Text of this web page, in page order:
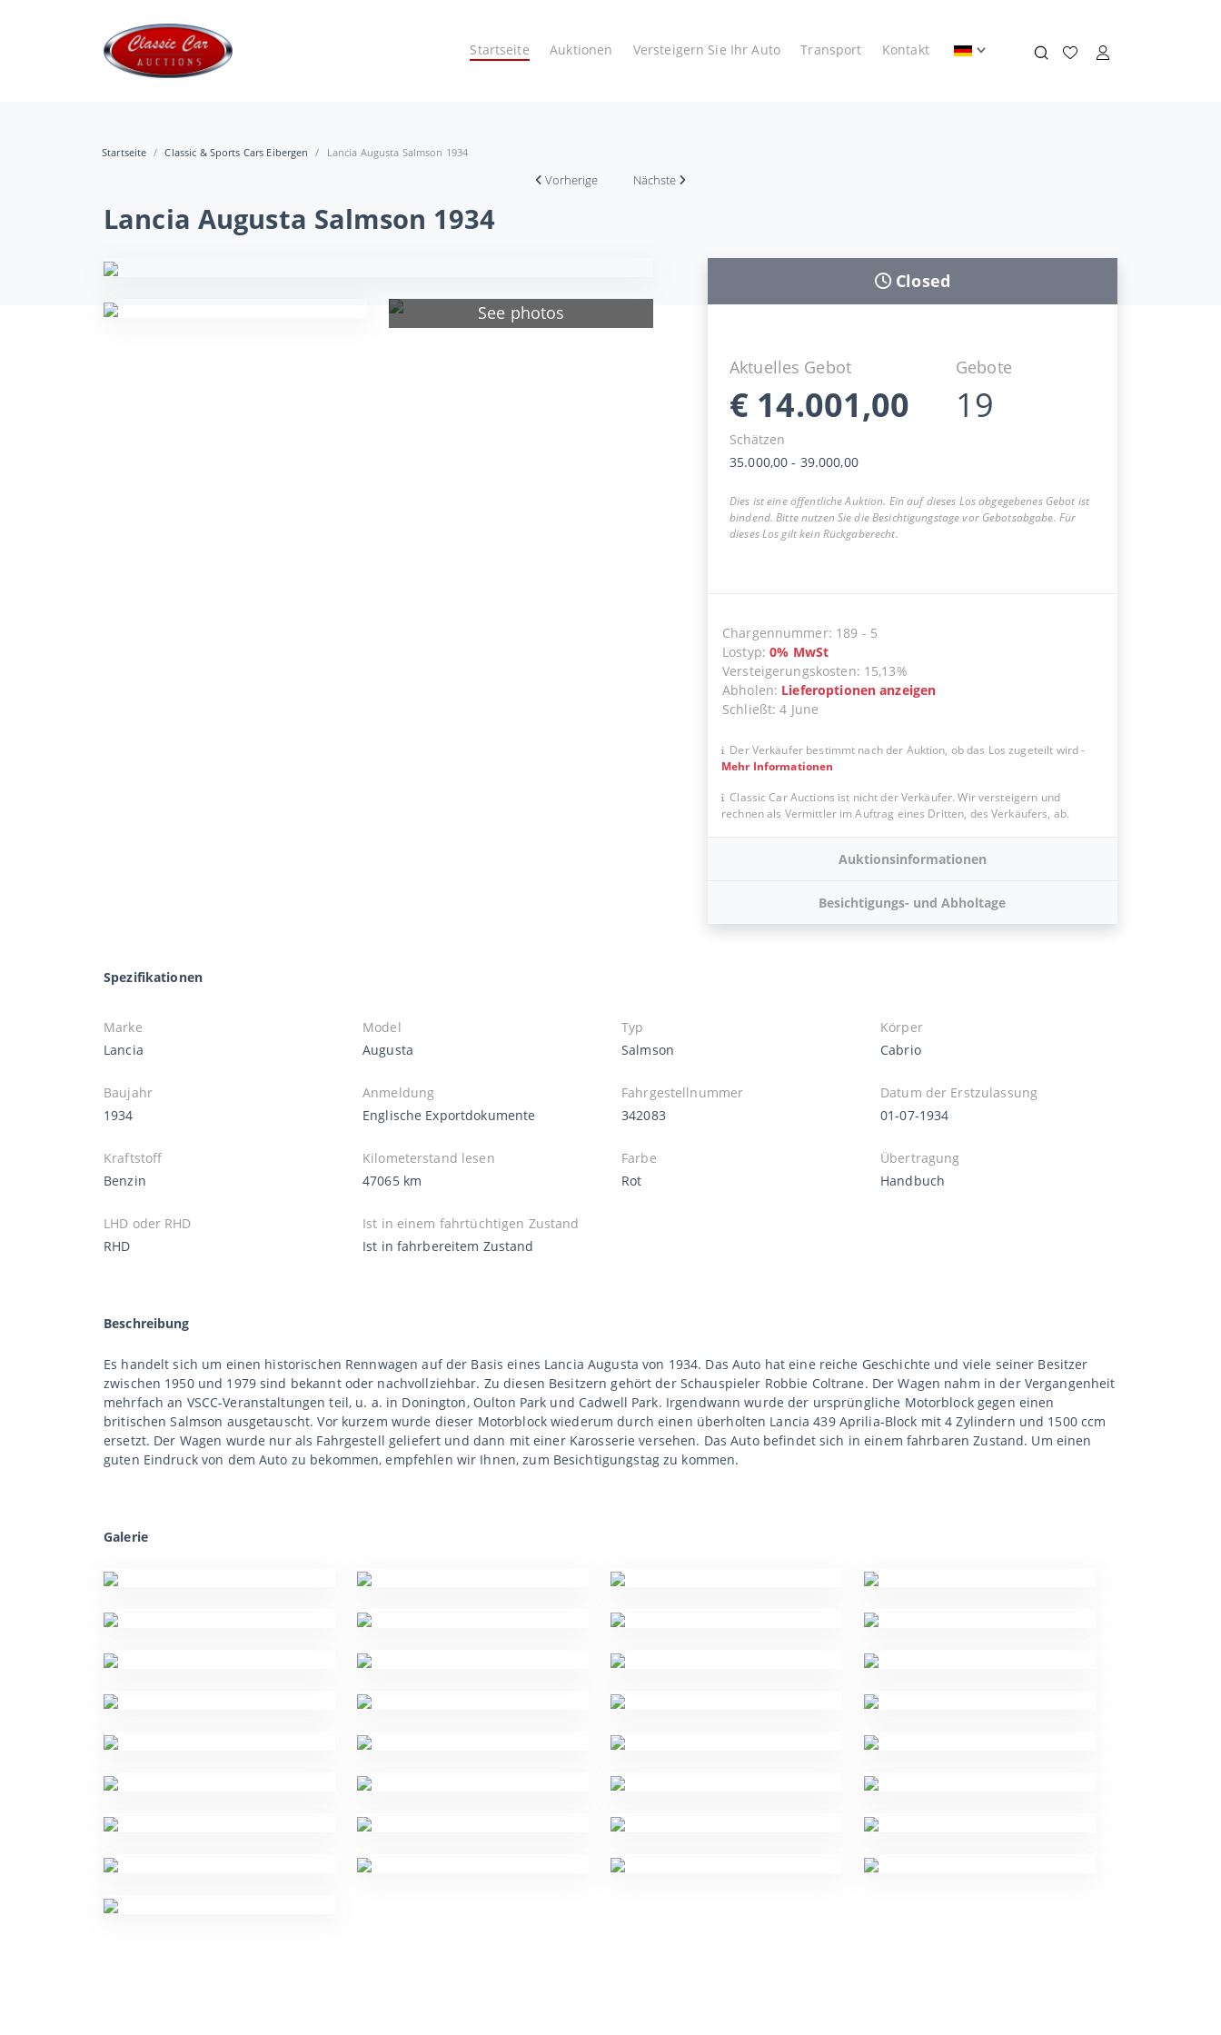
Startseite Auktionen Versteigern Sie Ihr Auto Transport Kontakt
Startseite Classic & Sports Cars Eibergen Lancia Augusta Salmson 1934
Vorherige Nächste
Lancia Augusta Salmson 1934
See photos
Closed
Aktuelles Gebot
€ 14.001,00
Gebote
19
Schätzen
35.000,00 - 39.000,00
Dies ist eine öffentliche Auktion. Ein auf dieses Los abgegebenes Gebot ist
bindend. Bitte nutzen Sie die Besichtigungstage vor Gebotsabgabe. Für
dieses Los gilt kein Rückgaberecht.
Chargennummer: 189 - 5
Lostyp:0% MwSt
Versteigerungskosten: 15,13%
Abholen: Lieferoptionen anzeigen
Schließt:4 June
Der Verkäufer bestimmt nach der Auktion, ob das Los zugeteilt wird-
Mehr Informationen
Classic Car Auctions ist nicht der Verkäufer. Wir versteigern und
rechnen als Vermittler im Auftrag eines Dritten, des Verkäufers, ab.
Auktionsinformationen
Besichtigungs- und Abholtage
Spezifikationen
Marke
Lancia
Model
Augusta
Typ
Salmson
Körper
Cabrio
Baujahr
1934
Anmeldung
Englische Exportdokumente
Fahrgestellnummer
342083
Datum der Erstzulassung
01-07-1934
Kraftstoff
Benzin
Kilometerstand lesen
47065 km
Farbe
Rot
Übertragung
Handbuch
LHD oder RHD
RHD
Ist in einem fahrtüchtigen Zustand
Ist in fahrbereitem Zustand
Beschreibung
Es handelt sich um einen historischen Rennwagen auf der Basis eines Lancia Augusta von 1934. Das Auto hat eine reiche Geschichte und viele seiner Besitzer
zwischen 1950 und 1979 sind bekannt oder nachvollziehbar. Zu diesen Besitzern gehört der Schauspieler Robbie Coltrane. Der Wagen nahm in der Vergangenheit
mehrfach an VSCC-Veranstaltungen teil, u. a. in Donington, Oulton Park und Cadwell Park. Irgendwann wurde der ursprüngliche Motorblock gegen einen
britischen Salmson ausgetauscht. Vor kurzem wurde dieser Motorblock wiederum durch einen überholten Lancia 439 Aprilia-Block mit 4 Zylindern und 1500 ccm
ersetzt. Der Wagen wurde nur als Fahrgestell geliefert und dann mit einer Karosserie versehen. Das Auto befindet sich in einem fahrbaren Zustand. Um einen
guten Eindruck von dem Auto zu bekommen, empfehlen wir Ihnen, zum Besichtigungstag zu kommen.
Galerie